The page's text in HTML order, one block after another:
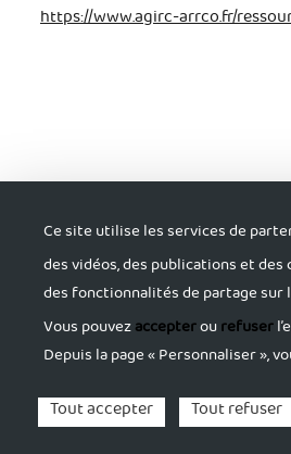
https://www.agirc-arrco.fr/
Mentions légales Politique
Ce site utilise les services de
des vidéos, des publications et
des fonctionnalités de partage sur
Vous pouvezaccepterourefuser
Depuis la page « Personnaliser »,
Tout accepter Tout refuser